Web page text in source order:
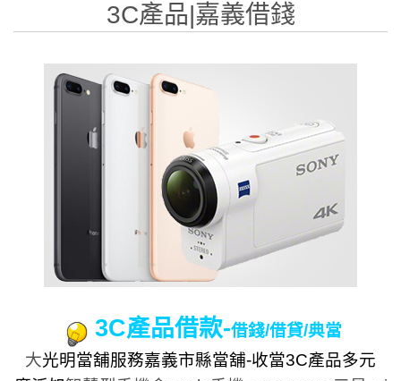
3C產品|嘉義借錢
3C產品借款-借錢/借貸/典當
大光明當舖服務嘉義市縣當舖-收當3C產品多元